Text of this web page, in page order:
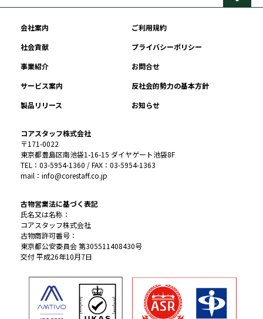
会社案内
ご利用規約
社会貢献
プライバシーポリシー
事業紹介
お問合せ
サービス案内
反社会的勢力の基本方針
製品リリース
お知らせ
コアスタッフ株式会社
〒171-0022
東京都豊島区南池袋1-16-15 ダイヤゲート池袋8F
TEL：03-5954-1360 / FAX：03-5954-1363
mail：info@corestaff.co.jp
古物営業法に基づく表記
氏名又は名称：
コアスタッフ株式会社
古物商許可番号：
東京都公安委員会 第305511408430号
交付 平成26年10月7日